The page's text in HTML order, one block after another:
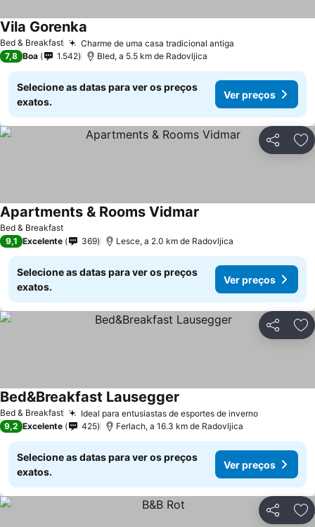
Bed & Breakfast Charme de uma casa tradicional antiga
Vila Gorenka
7,8 Boa 1.542 Bled, a 5.5 km de Radovljica
Selecione as datas para ver os preços
exatos.
Ver preços
Partilhar
Bed & Breakfast
Apartments & Rooms Vidmar
9,1 Excelente 369 Lesce, a 2.0 km de Radovljica
Selecione as datas para ver os preços
exatos.
Ver preços
Partilhar
Bed & Breakfast Ideal para entusiastas de esportes de inverno
Bed&Breakfast Lausegger
9,2 Excelente 425 Ferlach, a 16.3 km de Radovljica
Selecione as datas para ver os preços
exatos.
Ver preços
Partilhar